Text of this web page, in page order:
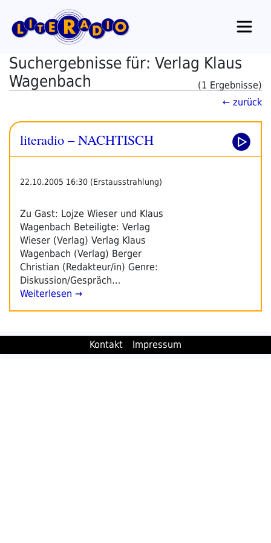
Inhalt
springen
Suchergebnisse für: Verlag Klaus
Wagenbach
(1 Ergebnisse)
← zurück
literadio – NACHTISCH
22.10.2005 16:30 (Erstausstrahlung)
Zu Gast: Lojze Wieser und Klaus
Wagenbach Beteiligte: Verlag
Wieser (Verlag) Verlag Klaus
Wagenbach (Verlag) Berger
Christian (Redakteur/in) Genre:
Diskussion/Gespräch…
Weiterlesen →
Kontakt Impressum